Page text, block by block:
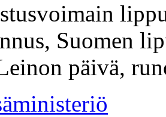
Suomen
päivä,